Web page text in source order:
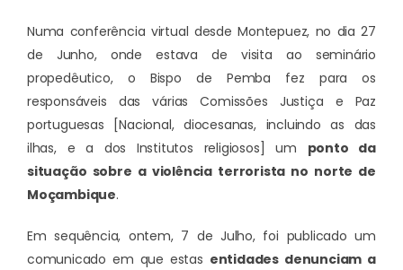
Numa conferência virtual desde Montepuez, no dia 27
de Junho, onde estava de visita ao seminário
propedêutico, o Bispo de Pemba fez para os
responsáveis das várias Comissões Justiça e Paz
portuguesas [Nacional, diocesanas, incluindo as das
ilhas, e a dos Institutos religiosos] um ponto da
situação sobre a violência terrorista no norte de
Moçambique.
Em sequência, ontem, 7 de Julho, foi publicado um
comunicado em que estas entidades denunciam a